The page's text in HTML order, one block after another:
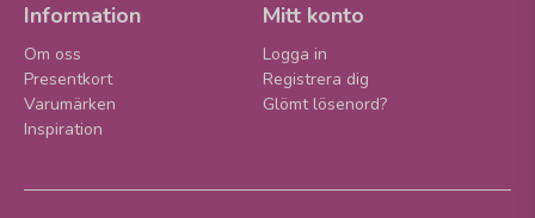
Information
Om oss
Presentkort
Varumärken
Inspiration
Mitt konto
Logga in
Registrera dig
Glömt lösenord?